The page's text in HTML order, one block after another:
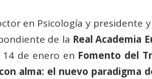
en Psicología y presidente
de la Real Academia
de enero en Fomento del
alma: el nuevo paradigma